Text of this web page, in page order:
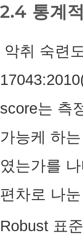
2.4 통계
악취 숙련
score는 측
가능케 하
였는가를
편차로 나
Robust 표